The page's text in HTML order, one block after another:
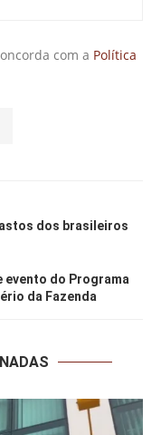
com a Política
dos brasileiros
evento do Programa
da Fazenda